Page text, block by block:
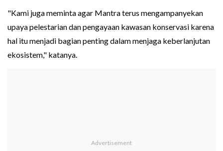
"Kami juga meminta agar Mantra terus mengampanyekan
upaya pelestarian dan pengayaan kawasan konservasi karena
hal itu menjadi bagian penting dalam menjaga keberlanjutan
ekosistem," katanya.